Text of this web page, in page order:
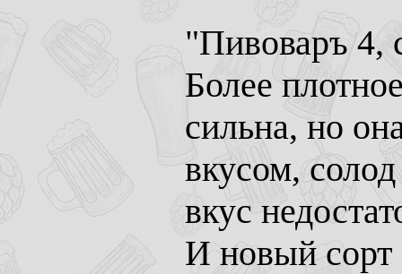
"Пивоваръ 4,
Более
сильна, но
вкусом,
вкус
И новый сорт